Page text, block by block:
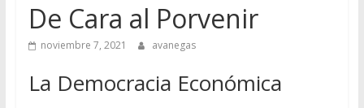
De Cara al Porvenir
noviembre 7, 2021 avanegas
La Democracia Económica